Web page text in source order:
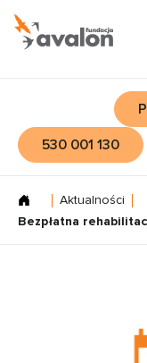
530 001 130
Aktualności
Bezpłatna